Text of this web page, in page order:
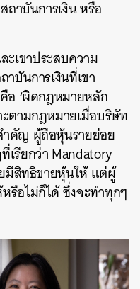
ถาบันการเงิน หรือ
เขาประสบความ
บันการเงินที่เขา
อ ‘ผิดกฎหมายหลัก
ตามกฎหมายเมื่อบริษัท
ำคัญ ผู้ถือหุ้นรายย่อย
รียกว่า Mandatory
มีสิทธิขายหุ้นให้ แต่ผู้
รือไม่ก็ได้ ซึ่งจะทำทุกๆ